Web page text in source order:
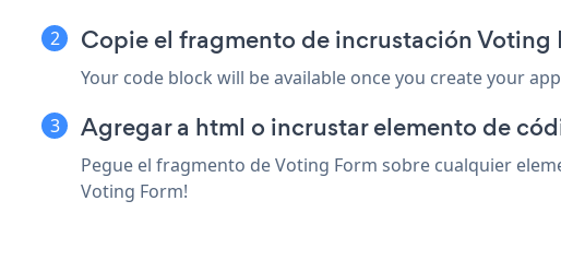
Copie el fragmento de incrustación Voting
Your code block will be available once you create your app
Agregar a html o incrustar elemento de
Pegue el fragmento de Voting Form sobre cualquier
Voting Form!